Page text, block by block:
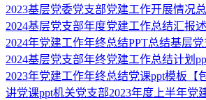
2023基层党委党支部党建工作开展情况
2024基层党支部年度党建工作总结汇报
2024年党建工作年终总结PPT总结基层
2024基层党支部年终党建工作总结计划
2023年党建工作年终总结党课ppt模板
讲党课ppt机关党支部2023年度上半年党